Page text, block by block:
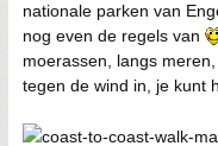
nationale parken van
nog even de regels van
moerassen, langs
tegen de wind in, je kunt